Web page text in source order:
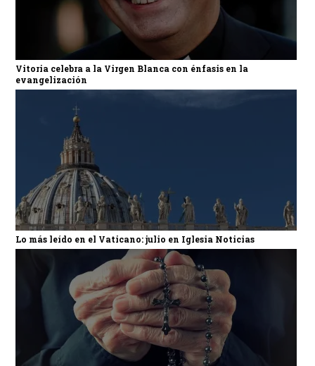
Vitoria celebra a la Virgen Blanca con énfasis en la
evangelización
Lo más leído en el Vaticano: julio en Iglesia Noticias